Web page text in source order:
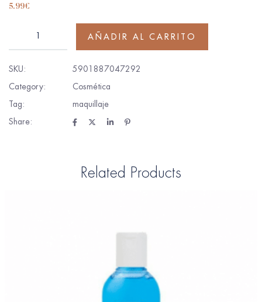
5.99€
AÑADIR AL CARRITO
SKU:
5901887047292
Category:
Cosmética
Tag:
maquillaje
Share:
Related Products